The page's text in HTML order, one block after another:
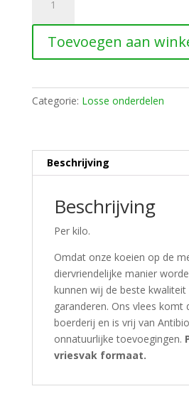
aantal
Toevoegen aan
Categorie: Losse onderdelen
Beschrijving
Beschrijving
Per kilo.
Omdat onze koeien op de
diervriendelijke manier
kunnen wij de beste kwaliteit
garanderen. Ons vlees komt
boerderij en is vrij van
onnatuurlijke toevoegingen.
vriesvak formaat.